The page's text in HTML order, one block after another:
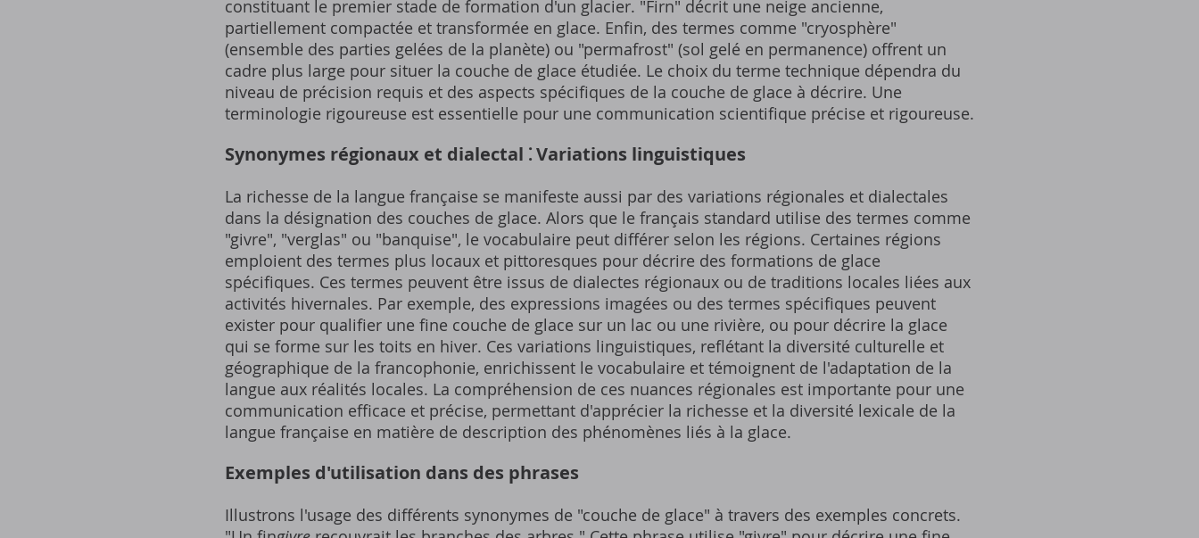
constituant le premier stade de formation d'un glacier. "Firn" décrit une neige ancienne,
partiellement compactée et transformée en glace. Enfin, des termes comme "cryosphère"
(ensemble des parties gelées de la planète) ou "permafrost" (sol gelé en permanence) offrent un
cadre plus large pour situer la couche de glace étudiée. Le choix du terme technique dépendra du
niveau de précision requis et des aspects spécifiques de la couche de glace à décrire. Une
terminologie rigoureuse est essentielle pour une communication scientifique précise et rigoureuse.
Synonymes régionaux et dialectal ⁚ Variations linguistiques
La richesse de la langue française se manifeste aussi par des variations régionales et dialectales
dans la désignation des couches de glace. Alors que le français standard utilise des termes comme
"givre", "verglas" ou "banquise", le vocabulaire peut différer selon les régions. Certaines régions
emploient des termes plus locaux et pittoresques pour décrire des formations de glace
spécifiques. Ces termes peuvent être issus de dialectes régionaux ou de traditions locales liées aux
activités hivernales. Par exemple, des expressions imagées ou des termes spécifiques peuvent
exister pour qualifier une fine couche de glace sur un lac ou une rivière, ou pour décrire la glace
qui se forme sur les toits en hiver. Ces variations linguistiques, reflétant la diversité culturelle et
géographique de la francophonie, enrichissent le vocabulaire et témoignent de l'adaptation de la
langue aux réalités locales. La compréhension de ces nuances régionales est importante pour une
communication efficace et précise, permettant d'apprécier la richesse et la diversité lexicale de la
langue française en matière de description des phénomènes liés à la glace.
Exemples d'utilisation dans des phrases
Illustrons l'usage des différents synonymes de "couche de glace" à travers des exemples concrets.